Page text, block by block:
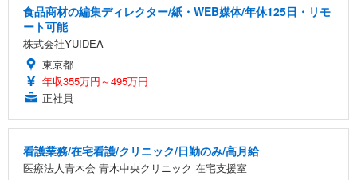
食品商材の編集ディレクター/紙・WEB媒体/年休125日・リモ
ート可能
株式会社YUIDEA
東京都
年収355万円～495万円
正社員
看護業務/在宅看護/クリニック/日勤のみ/高月給
医療法人青木会 青木中央クリニック 在宅支援室